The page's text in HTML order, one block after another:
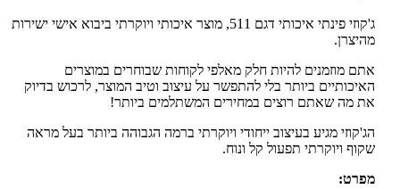
ג'קוזי פינתי איכותי דגם 511, מוצר איכותי ויוקרתי ביבוא אישי ישירות
מהיצרן.
אתם מוזמנים להיות חלק מאלפי לקוחות שבוחרים במוצרים
האיכותיים ביותר בלי להתפשר על עיצוב וטיב המוצר, לרכוש בדיוק
את מה שאתם רוצים במחירים המשתלמים ביותר!
הג'קוזי מגיע בעיצוב ייחודי ויוקרתי ברמה הגבוהה ביותר בעל מראה
שקוף ויוקרתי תפעול קל ונוח.
מפרט: